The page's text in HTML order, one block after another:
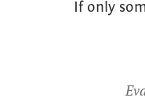
If only